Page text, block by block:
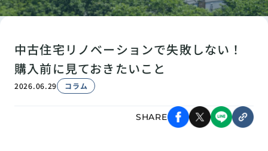
中古住宅リノベーションで失敗しない！
購入前に見ておきたいこと
2026.06.29 コラム
SHARE